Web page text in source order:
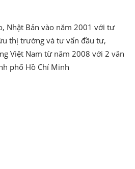
Nhật Bản vào năm 2001 với tư
thị trường và tư vấn đầu tư,
Việt Nam từ năm 2008 với 2 văn
phố Hồ Chí Minh